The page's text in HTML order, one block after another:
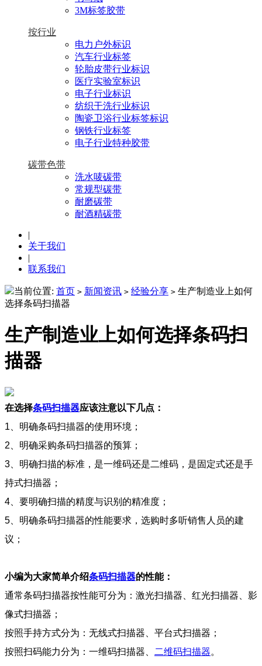
3M标签胶带
按行业
电力户外标识
汽车行业标签
轮胎皮带行业标识
医疗实验室标识
电子行业标识
纺织干洗行业标识
陶瓷卫浴行业标签标识
钢铁行业标签
电子行业特种胶带
碳带色带
洗水唛碳带
常规型碳带
耐磨碳带
耐酒精碳带
|
关于我们
|
联系我们
当前位置: 首页 > 新闻资讯 > 经验分享 > 生产制造业上如何
选择条码扫描器
生产制造业上如何选择条码扫
描器
在选择条码扫描器应该注意以下几点：
1、明确条码扫描器的使用环境；
2、明确采购条码扫描器的预算；
3、明确扫描的标准，是一维码还是二维码，是固定式还是手
持式扫描器；
4、要明确扫描的精度与识别的精准度；
5、明确条码扫描器的性能要求，选购时多听销售人员的建
议；
小编为大家简单介绍条码扫描器的性能：
通常条码扫描器按性能可分为：激光扫描器、红光扫描器、影
像式扫描器；
按照手持方式分为：无线式扫描器、平台式扫描器；
按照扫码能力分为：一维码扫描器、
二维码扫描器。